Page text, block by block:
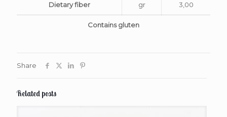
Dietary fiber gr 3,00
Contains gluten
Share
Related posts